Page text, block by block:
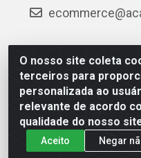
O nosso site coleta
terceiros para
personalizada ao
relevante de acordo
qualidade do nosso
Aceito
Negar
AC Araujo Distribuidora
São Cristóvão, Rio de
CNPJ